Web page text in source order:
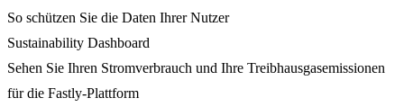
So schützen Sie die Daten Ihrer Nutzer
Sustainability Dashboard
Sehen Sie Ihren Stromverbrauch und Ihre Treibhausgasemissionen
für die Fastly-Plattform